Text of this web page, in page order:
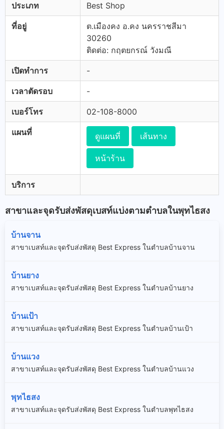
ประเภท Best Shop
ที่อยู่
ต.เมืองคง อ.คง นครราชสีมา
30260
ติดต่อ: กฤตยกรณ์ วังมณี
เปิดทำการ -
เวลาตัดรอบ -
เบอร์โทร 02-108-8000
แผนที่ ดูแผนที่ เส้นทาง
หน้าร้าน
บริการ
สาขาและจุดรับส่งพัสดุเบสท์แบ่งตามตำบลในพุทไธสง
บ้านจาน
สาขาเบสท์และจุดรับส่งพัสดุ Best Express ในตำบลบ้านจาน
บ้านยาง
สาขาเบสท์และจุดรับส่งพัสดุ Best Express ในตำบลบ้านยาง
บ้านเป้า
สาขาเบสท์และจุดรับส่งพัสดุ Best Express ในตำบลบ้านเป้า
บ้านแวง
สาขาเบสท์และจุดรับส่งพัสดุ Best Express ในตำบลบ้านแวง
พุทไธสง
สาขาเบสท์และจุดรับส่งพัสดุ Best Express ในตำบลพุทไธสง